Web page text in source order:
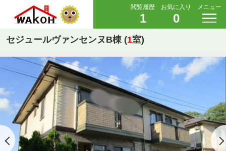
閲覧履歴
1
お気に入り
0
メニュー
セジュールヴァンセンヌB棟 (1室)